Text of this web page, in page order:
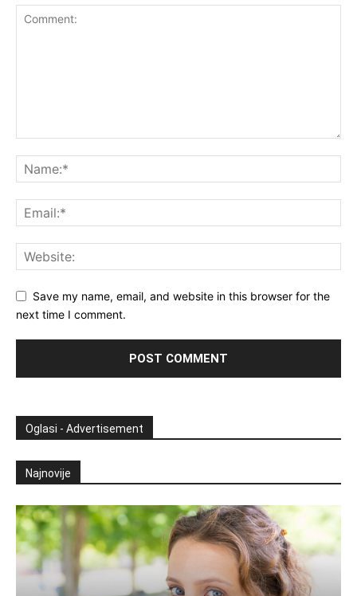
Save my name, email, and website in this browser for the
next time I comment.
Oglasi - Advertisement
Najnovije